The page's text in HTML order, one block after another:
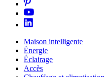
Maison intelligente
Énergie
Éclairage
Accès